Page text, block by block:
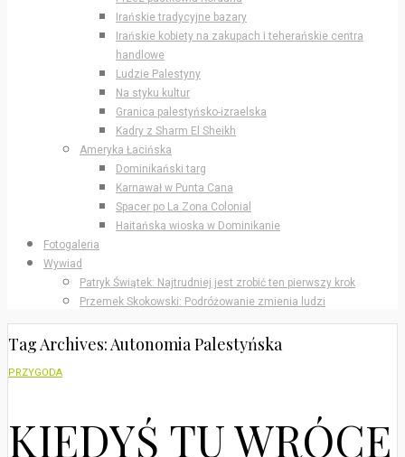
Irańskie tradycyjne bazary
Irańskie kobiety na zakupach i teherańskie centra
handlowe
Ludzie Palestyny
Na styku kultur
Granica palestyńsko-izraelska
Kadry z Sharm El Sheikh
Ameryka Łacińska
Dominikański targ
Karnawał w Punta Cana
Spacer po La Zona Colonial
Haitańska wioska w Dominikanie
Fotogaleria
Wywiad
Patryk Świątek: Najtrudniej jest zrobić ten pierwszy krok
Przemek Skokowski: Podróżowanie zmienia ludzi
Tag Archives: Autonomia Palestyńska
PRZYGODA
KIEDYŚ TU WRÓCĘ